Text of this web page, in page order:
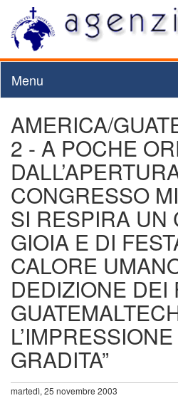
Menu
AMERICA/
2 - A POCHE
CONGRESSO
SI RESPIRA UN
GIOIA E DI
CALORE
DEDIZIONE DEI
L’IMPRESSIONE
GRADITA”
martedì, 25 novembre 2003